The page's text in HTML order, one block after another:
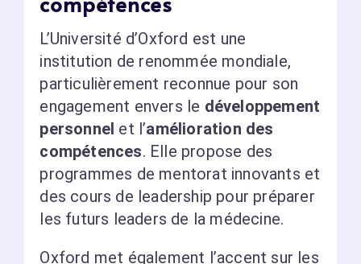
L’Université d’Oxford est une
institution de renommée mondiale,
particulièrement reconnue pour son
engagement envers le développement
personnel et l’amélioration des
compétences. Elle propose des
programmes de mentorat innovants et
des cours de leadership pour préparer
les futurs leaders de la médecine.
Oxford met également l’accent sur les